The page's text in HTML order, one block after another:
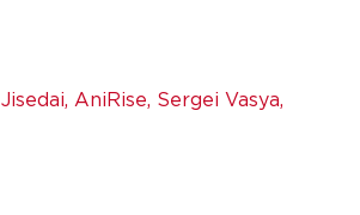
Jisedai, AniRise, Sergei Vasya,